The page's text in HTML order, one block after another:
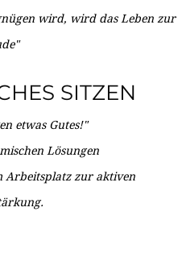
wird, wird das Leben zur
SITZEN
etwas Gutes!"
Lösungen
Arbeitsplatz zur aktiven